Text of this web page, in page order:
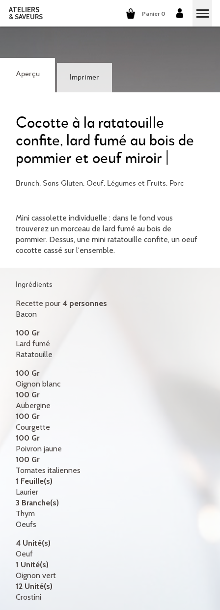
ATELIERS
& SAVEURS Panier 0
COURS DE COCKTAILS
DÉGUSTATIONS DE VINS
GROUPES ET ENTREPRISES
QUI SOMMES-NOUS?
NOTRE CONCEPT
NOS RECETTES
LES COCKTAILS
CERTIFICATS-CADEAUX
CONTACT
Aperçu Imprimer
Cocotte à la ratatouille
confite, lard fumé au bois de
pommier et oeuf miroir |
Brunch, Sans Gluten, Oeuf, Légumes et Fruits, Porc
Mini cassolette individuelle : dans le fond vous
trouverez un morceau de lard fumé au bois de
pommier. Dessus, une mini ratatouille confite, un oeuf
cocotte cassé sur l'ensemble.
Ingrédients
Recette pour 4 personnes
Bacon
100 Gr
Lard fumé
Ratatouille
100 Gr
Oignon blanc
100 Gr
Aubergine
100 Gr
Courgette
100 Gr
Poivron jaune
100 Gr
Tomates italiennes
1 Feuille(s)
Laurier
3 Branche(s)
Thym
Oeufs
4 Unité(s)
Oeuf
1 Unité(s)
Oignon vert
12 Unité(s)
Crostini